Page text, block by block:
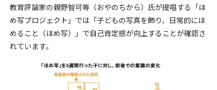
教育評論家の親野智可等（おやのちから）氏が提唱する「ほ
め写プロジェクト」では「子どもの写真を飾り、日常的にほ
めること（ほめ写）」で自己肯定感が向上することが確認さ
れています。